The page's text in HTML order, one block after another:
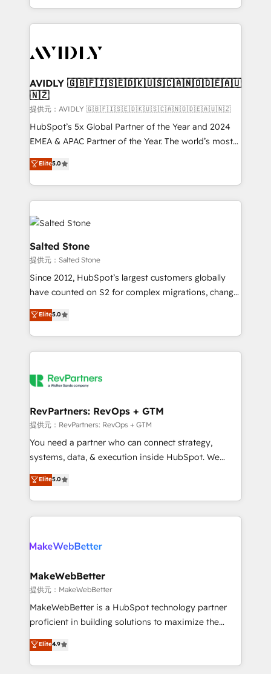
Integrations: Extend HubSpot with custom
webdesign. Markentive is both a consulting firm, a
digital agency and an integrator. With over 115
CRM and webdesign (We focus on EMEA - USA
AVIDLY 🇬🇧🇫🇮🇸🇪🇩🇰🇺🇸🇨🇦🇳🇴🇩🇪🇦🇺
🇳🇿
提供元：AVIDLY 🇬🇧🇫🇮🇸🇪🇩🇰🇺🇸🇨🇦🇳🇴🇩🇪🇦🇺🇳🇿
HubSpot’s 5x Global Partner of the Year and 2024
EMEA & APAC Partner of the Year. The world’s most
experienced and fully accredited HubSpot Solutions
Partner. 🚀 With 2,750+ HubSpot projects delivered
and 370+ specialists across EMEA, APAC and NAM,
we de-risk complex CRM programmes and
accelerate ROI across every HubSpot Hub. 🧭 From
multi-region migrations to AI-powered automation,
we turn complexity into clarity, human at global
scale. 🏆 HubSpot’s CEO called us “the partner of the
future.” Others agree it is proof of trust built through
measurable impact.
Elite5.0
Salted Stone
提供元：Salted Stone
Since 2012, HubSpot’s largest customers globally
have counted on S2 for complex migrations, change
management, systems integration, and creative
solutions that deliver measurable impact and
transform brand experiences As one of the few full-
service creative agencies in the HubSpot
winning design to build scalable, globally
marketing campaigns, & RevOps frameworks that
fuel long-term success We connect the entire
customer lifecycle through seamless integrations,
ensure long-term adoption with change-
and service to drive sustainable growth With 6 key
HubSpot accreditations and experience across
Elite5.0
RevPartners: RevOps + GTM
提供元：RevPartners: RevOps + GTM
You need a partner who can connect strategy,
systems, data, & execution inside HubSpot. We
bridge the gap where most agencies fall short by
combining GTM strategy with technical execution to
solve the right problem with the right solution. As the
only firm in the world to hold Elite Partner
clients gain a unique advantage in CRM architecture,
market execution. Why B2B Businesses Choose RP: -
Secure: Soc2 compliant 🛡️ - Pricing: Implementations
starting at $1,5k 💵 - Speed: Launch in 14 days ⚡ -
Global: 75+ RPers across five continents 🌐 - Scale:
HubSpot Partner 🪴 - Sales Hub: More
implementations than any other Partner 💻 -
Elite5.0
MakeWebBetter
提供元：MakeWebBetter
MakeWebBetter is a HubSpot technology partner
proficient in building solutions to maximize the
operational efficiency of HubSpot. The fastest-
growing tech-enabler & facilitator, MakeWebBetter,
hands you the blend of HubSpot expertise &
Elite4.9